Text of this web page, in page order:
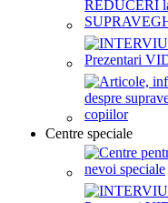
Centre speciale